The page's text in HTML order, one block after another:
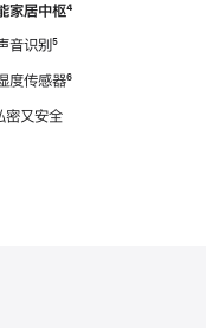
家居中枢脚
⁴
音识别脚
⁵
度传感器脚
⁶
密又安全